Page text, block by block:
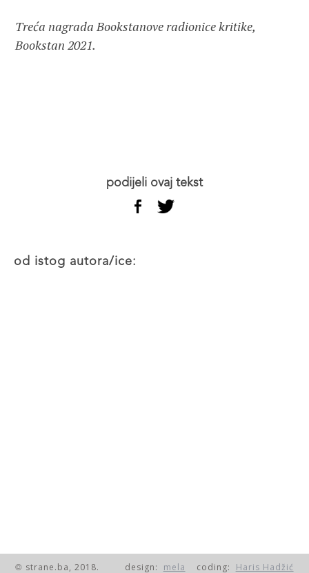
Treća nagrada Bookstanove radionice kritike,
Bookstan 2021.
podijeli ovaj tekst
od istog autora/ice:
© strane.ba, 2018. design: mela coding: Haris Hadžić